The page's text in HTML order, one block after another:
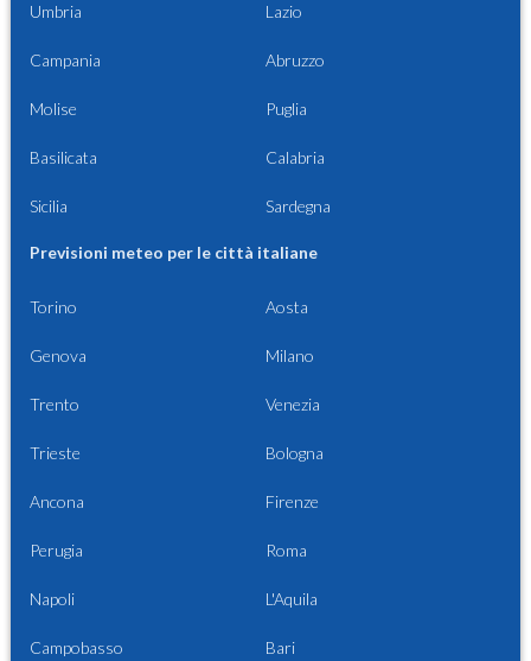
Umbria Lazio
Campania Abruzzo
Molise Puglia
Basilicata Calabria
Sicilia Sardegna
Previsioni meteo per le città italiane
Torino Aosta
Genova Milano
Trento Venezia
Trieste Bologna
Ancona Firenze
Perugia Roma
Napoli L'Aquila
Campobasso Bari